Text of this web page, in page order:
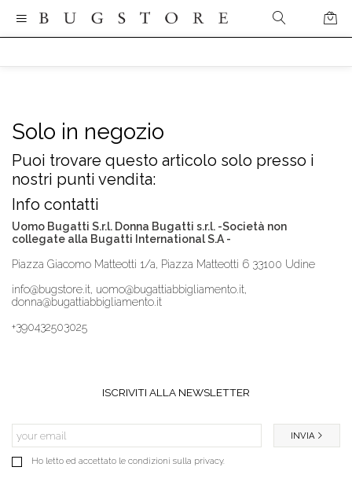
Solo in negozio
Puoi trovare questo articolo solo presso i
nostri punti vendita:
Info contatti
Uomo Bugatti S.r.l. Donna Bugatti s.r.l. -Società non
collegate alla Bugatti International S.A -
Piazza Giacomo Matteotti 1/a, Piazza Matteotti 6 33100 Udine
info@bugstore.it, uomo@bugattiabbigliamento.it,
donna@bugattiabbigliamento.it
+390432503025
ISCRIVITI ALLA NEWSLETTER
Ho letto ed accettato le condizioni sulla privacy.
INVIA